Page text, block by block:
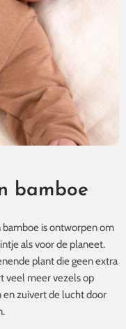
bamboe
bamboe is ontworpen om
als voor de planeet.
plant die geen extra
veel meer vezels op
zuivert de lucht door